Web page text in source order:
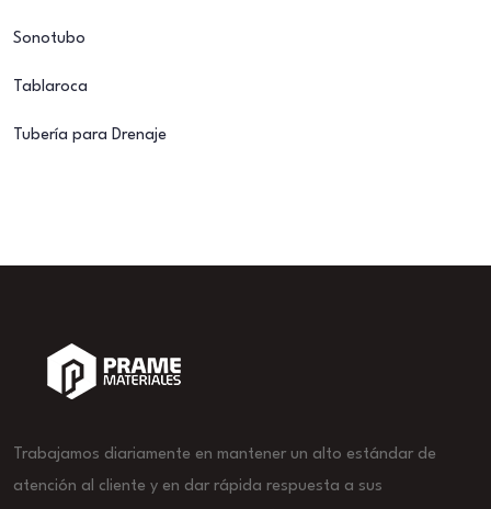
Sonotubo
Tablaroca
Tubería para Drenaje
Trabajamos diariamente en mantener un alto estándar de
atención al cliente y en dar rápida respuesta a sus